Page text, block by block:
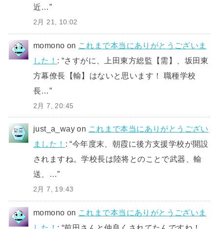
近…”
2月 21, 10:02
momono on これまで本当にありがとうございま
した！ : “さすがに、上田東方総監【需】、坂田東
方幕僚長【輸】はないと思います！ 職種学校
長…”
2月 7, 20:45
just_a_way on これまで本当にありがとうござい
ました！ : “今年度末、朝霞に後方支援学校が開設
されますね。学校長は陸将とのことで武器、輸
送、…”
2月 7, 19:43
momono on これまで本当にありがとうございま